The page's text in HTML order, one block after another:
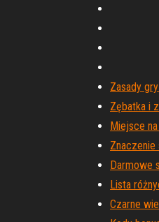
Zasady
Zębatka i
Miejsce
Znaczenie
Darmowe
Lista
Czarne